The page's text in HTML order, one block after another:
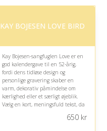
KAY BOJESEN LOVE BIRD
Kay Bojesen-sangfuglen Love er en
god kalendergave til en 52-årig,
fordi dens tidløse design og
personlige gravering skaber en
varm, dekorativ påmindelse om
kærlighed eller et særligt øjeblik.
Vælg en kort, meningsfuld tekst, da
650kr